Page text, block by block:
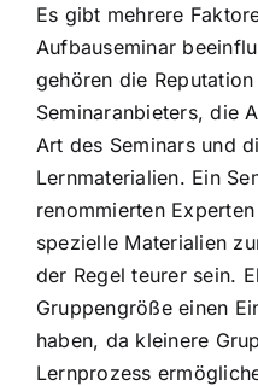
Es gibt mehrere
Aufbauseminar
gehören die
Seminaranbieters, die
Art des Seminars und
Lernmaterialien. Ein
renommierten
spezielle Materialien
der Regel teurer sein.
Gruppengröße einen
haben, da kleinere
Lernprozess